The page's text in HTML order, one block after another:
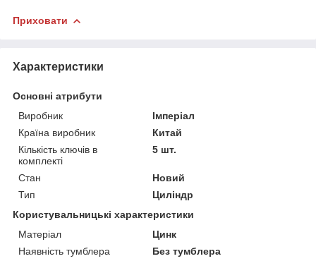
Приховати
Характеристики
Основні атрибути
Виробник
Імперіал
Країна виробник
Китай
Кількість ключів в
комплекті
5 шт.
Стан
Новий
Тип
Циліндр
Користувальницькі характеристики
Матеріал
Цинк
Наявність тумблера
Без тумблера